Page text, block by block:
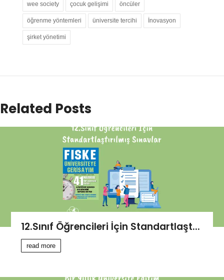
wee society çocuk gelişimi öncüler
öğrenme yöntemleri üniversite tercihi İnovasyon
şirket yönetimi
Related Posts
12.Sınıf Öğrencileri İçin Standartlaşt...
read more